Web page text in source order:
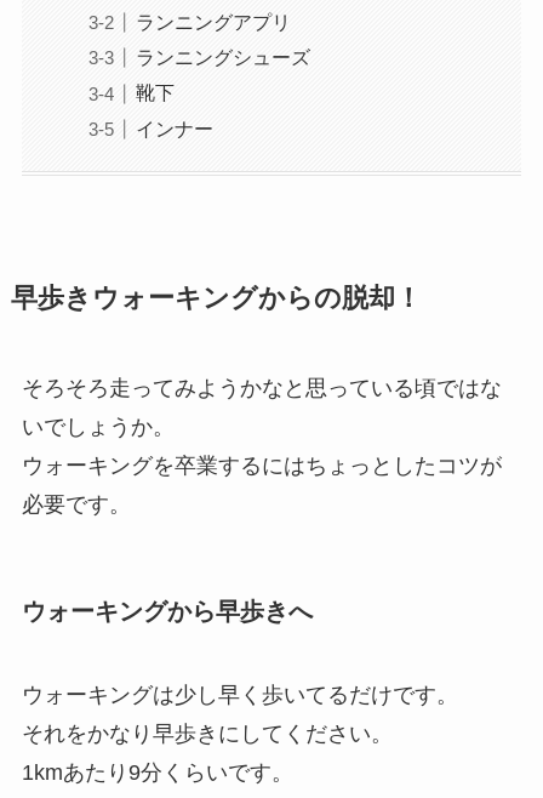
ランニングアプリ
ランニングシューズ
靴下
インナー
早歩きウォーキングからの脱却！
そろそろ走ってみようかなと思っている頃ではな
いでしょうか。
ウォーキングを卒業するにはちょっとしたコツが
必要です。
ウォーキングから早歩きへ
ウォーキングは少し早く歩いてるだけです。
それをかなり早歩きにしてください。
1kmあたり9分くらいです。